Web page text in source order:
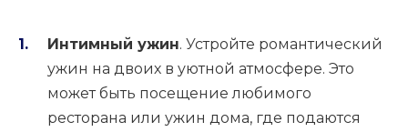
Интимный ужин. Устройте романтический
ужин на двоих в уютной атмосфере. Это
может быть посещение любимого
ресторана или ужин дома, где подаются